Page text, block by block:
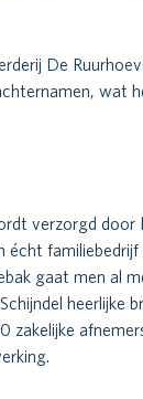
De
wat
verzorgd door
écht
gaat men al
heerlijke
zakelijke